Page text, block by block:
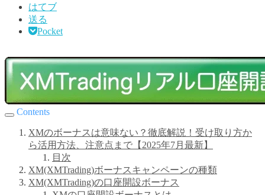
はてブ
送る
Pocket
Contents
XMのボーナスは意味ない？徹底解説！受け取り方か
ら活用方法、注意点まで【2025年7月最新】
目次
XM(XMTrading)ボーナスキャンペーンの種類
XM(XMTrading)の口座開設ボーナス